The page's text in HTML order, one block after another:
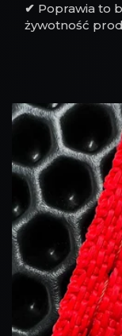
✔ Poprawia to
żywotność